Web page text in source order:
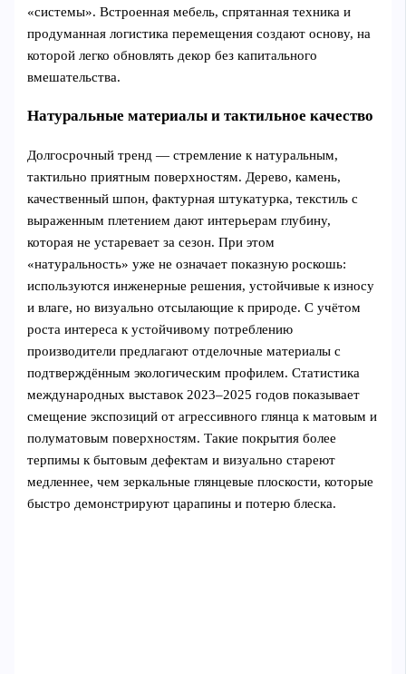
«системы». Встроенная мебель, спрятанная техника и
продуманная логистика перемещения создают основу, на
которой легко обновлять декор без капитального
вмешательства.
Натуральные материалы и тактильное качество
Долгосрочный тренд — стремление к натуральным,
тактильно приятным поверхностям. Дерево, камень,
качественный шпон, фактурная штукатурка, текстиль с
выраженным плетением дают интерьерам глубину,
которая не устаревает за сезон. При этом
«натуральность» уже не означает показную роскошь:
используются инженерные решения, устойчивые к износу
и влаге, но визуально отсылающие к природе. С учётом
роста интереса к устойчивому потреблению
производители предлагают отделочные материалы с
подтверждённым экологическим профилем. Статистика
международных выставок 2023–2025 годов показывает
смещение экспозиций от агрессивного глянца к матовым и
полуматовым поверхностям. Такие покрытия более
терпимы к бытовым дефектам и визуально стареют
медленнее, чем зеркальные глянцевые плоскости, которые
быстро демонстрируют царапины и потерю блеска.